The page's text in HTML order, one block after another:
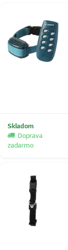
Skladom
Doprava
zadarmo